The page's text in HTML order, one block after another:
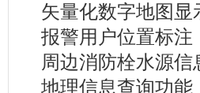
矢量化数字地图显
报警用户位置标注
周边消防栓水源信
地理信息查询功能